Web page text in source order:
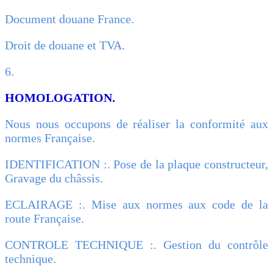
Document douane France.
Droit de douane et TVA.
6.
HOMOLOGATION.
Nous nous occupons de réaliser la conformité aux
normes Française.
IDENTIFICATION :. Pose de la plaque constructeur,
Gravage du châssis.
ECLAIRAGE :. Mise aux normes aux code de la
route Française.
CONTROLE TECHNIQUE :. Gestion du contrôle
technique.